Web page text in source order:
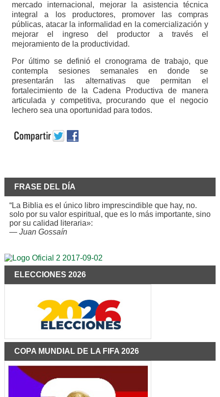
mercado internacional, mejorar la asistencia técnica
integral a los productores, promover las compras
públicas, atacar la informalidad en la comercialización y
mejorar el ingreso del productor a través el
mejoramiento de la productividad.
Por último se definió el cronograma de trabajo, que
contempla sesiones semanales en donde se
presentarán las alternativas que permitan el
fortalecimiento de la Cadena Productiva de manera
articulada y competitiva, procurando que el negocio
lechero sea una oportunidad para todos.
FRASE DEL DÍA
“La Biblia es el único libro imprescindible que hay, no.
solo por su valor espiritual, que es lo más importante, sino
por su calidad literaria»:
— Juan Gossaín
ELECCIONES 2026
COPA MUNDIAL DE LA FIFA 2026